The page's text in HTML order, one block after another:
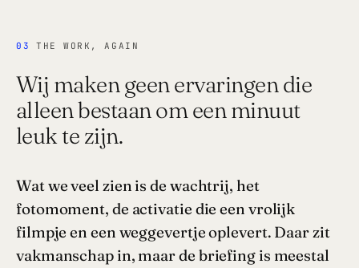
03 THE WORK, AGAIN
Wij maken geen ervaringen die
alleen bestaan om een minuut
leuk te zijn.
Wat we veel zien is de wachtrij, het
fotomoment, de activatie die een vrolijk
filmpje en een weggevertje oplevert. Daar zit
vakmanschap in, maar de briefing is meestal